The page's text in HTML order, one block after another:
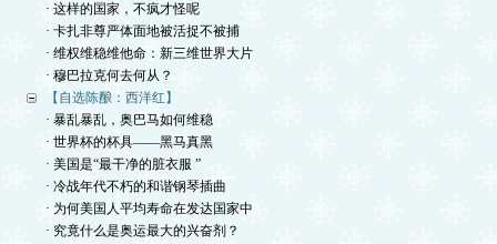
· 这样的国家，不疯才怪呢
· 卡扎非尊严体面地被活捉不被捕
· 维权维稳维他命：新三维世界大片
· 穆巴拉克何去何从？
【自选陈酿：西洋红】
· 暴乱暴乱，奥巴马如何维稳
· 世界杯的杯具——黑马真黑
· 美国是“最干净的脏衣服 ”
· 冷战年代不朽的和谐钢琴插曲
· 为何美国人平均寿命在发达国家中
· 究竟什么是奥运最大的兴奋剂？